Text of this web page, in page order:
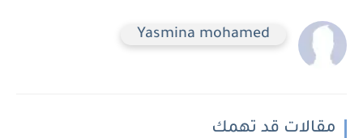
Yasmina mohamed
مقالات قد تهمك